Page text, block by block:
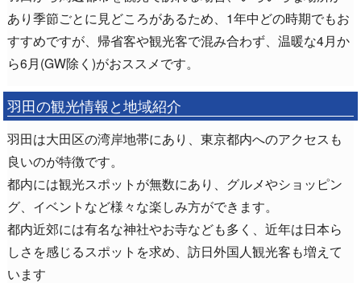
あり季節ごとに見どころがあるため、1年中どの時期でもお
すすめですが、帰省客や観光客で混み合わず、温暖な4月か
ら6月(GW除く)がおススメです。
羽田の観光情報と地域紹介
羽田は大田区の湾岸地帯にあり、東京都内へのアクセスも
良いのが特徴です。
都内には観光スポットが無数にあり、グルメやショッピン
グ、イベントなど様々な楽しみ方ができます。
都内近郊には有名な神社やお寺なども多く、近年は日本ら
しさを感じるスポットを求め、訪日外国人観光客も増えて
います